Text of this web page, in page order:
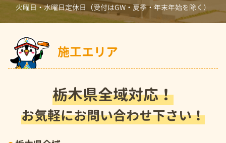
火曜日・水曜日定休日（受付はGW・夏季・年末年始を除く）
施工エリア
栃木県全域対応！
お気軽にお問い合わせ下さい！